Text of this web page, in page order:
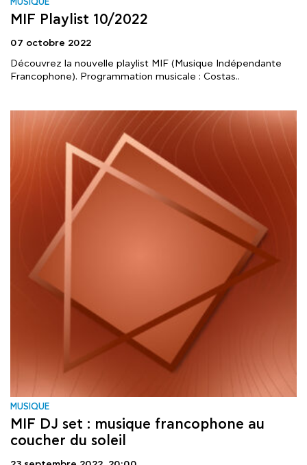
MUSIQUE
MIF Playlist 10/2022
07 octobre 2022
Découvrez la nouvelle playlist MIF (Musique Indépendante
Francophone). Programmation musicale : Costas..
MUSIQUE
MIF DJ set : musique francophone au
coucher du soleil